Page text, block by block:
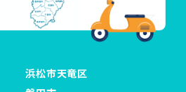
浜松市天竜区